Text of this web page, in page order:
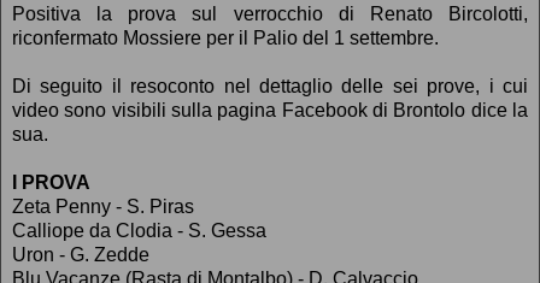
Positiva la prova sul verrocchio di Renato Bircolotti,
riconfermato Mossiere per il Palio del 1 settembre.
Di seguito il resoconto nel dettaglio delle sei prove, i cui
video sono visibili sulla pagina Facebook di Brontolo dice la
sua.
I PROVA
Zeta Penny - S. Piras
Calliope da Clodia - S. Gessa
Uron - G. Zedde
Blu Vacanze (Rasta di Montalbo) - D. Calvaccio